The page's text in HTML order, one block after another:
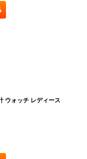
ウォッチ レディース